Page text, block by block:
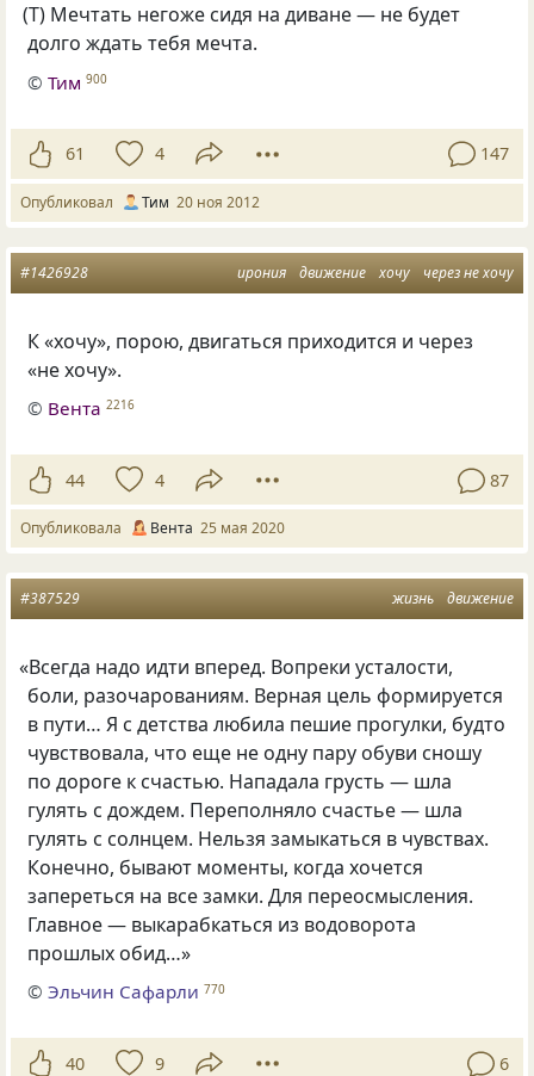
(Т) Мечтать негоже сидя на диване — не будет
долго ждать тебя мечта.
©Тим 900
61 4 147
Опубликовал Тим 20 ноя 2012
ирония движение хочу через не хочу
#1426928
К «хочу», порою, двигаться приходится и через
«не хочу».
© Вента 2216
44 4 87
Опубликовала Вента 25 мая 2020
жизнь движение
#387529
«Всегда надо идти вперед. Вопреки усталости,
боли, разочарованиям. Верная цель формируется
в пути… Я с детства любила пешие прогулки, будто
чувствовала, что еще не одну пару обуви сношу
по дороге к счастью. Нападала грусть — шла
гулять с дождем. Переполняло счастье — шла
гулять с солнцем. Нельзя замыкаться в чувствах.
Конечно, бывают моменты, когда хочется
запереться на все замки. Для переосмысления.
Главное — выкарабкаться из водоворота
прошлых обид…»
©Эльчин Сафарли 770
40 9 6